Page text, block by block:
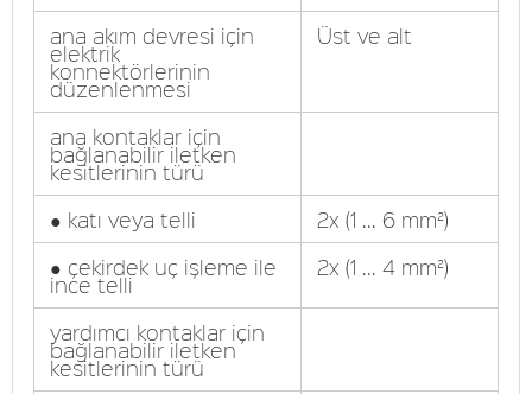
ana akım devresi için
elektrik
konnektörlerinin
düzenlenmesi
Üst ve alt
ana kontaklar için
bağlanabilir iletken
kesitlerinin türü
● katı veya telli
2x (1 ... 6 mm²)
● çekirdek uç işleme ile
ince telli
2x (1 ... 4 mm²)
yardımcı kontaklar için
bağlanabilir iletken
kesitlerinin türü